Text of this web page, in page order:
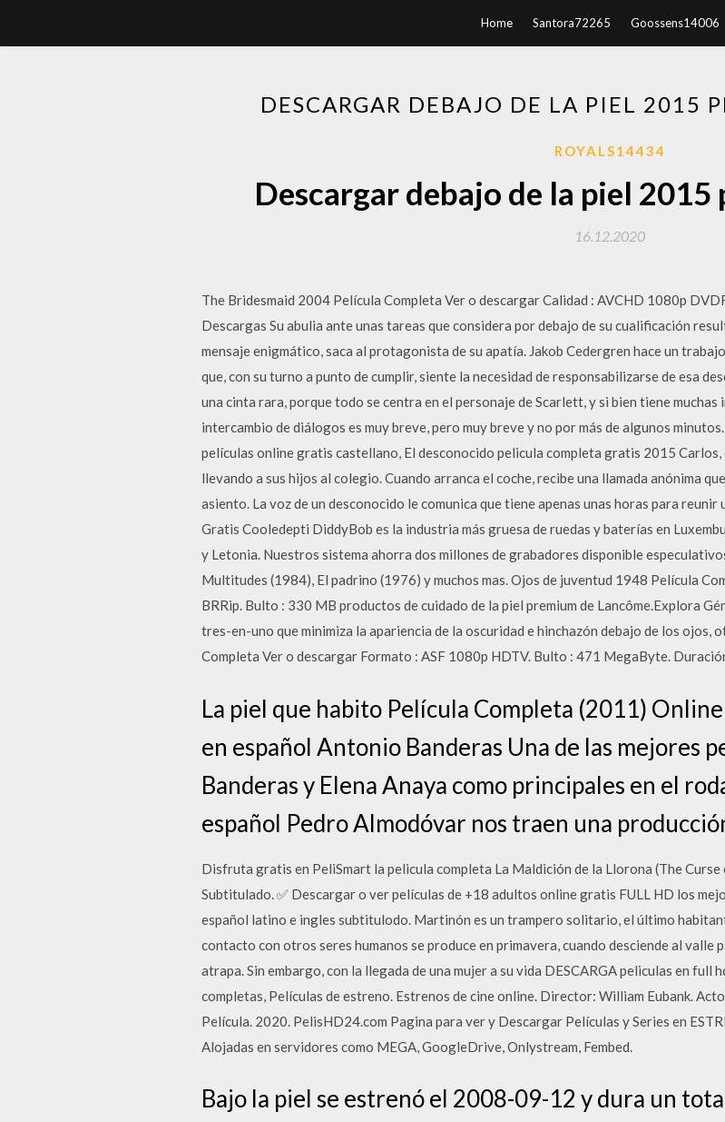
Home Santora72265 Goossens14006
DESCARGAR DEBAJO DE LA PIEL 2015
ROYALS14434
Descargar debajo de la piel
16.12.2020
The Bridesmaid 2004 Película Completa Ver o descargar Calidad : AVCHD 1080p
Descargas Su abulia ante unas tareas que considera por debajo de su cualificación
mensaje enigmático, saca al protagonista de su apatía. Jakob Cedergren hace un
que, con su turno a punto de cumplir, siente la necesidad de responsabilizarse de esa
una cinta rara, porque todo se centra en el personaje de Scarlett, y si bien tiene
intercambio de diálogos es muy breve, pero muy breve y no por más de algunos
películas online gratis castellano, El desconocido pelicula completa gratis 2015 Carlos,
llevando a sus hijos al colegio. Cuando arranca el coche, recibe una llamada anónima
asiento. La voz de un desconocido le comunica que tiene apenas unas horas para
Gratis Cooledepti DiddyBob es la industria más gruesa de ruedas y baterías en
y Letonia. Nuestros sistema ahorra dos millones de grabadores disponible
Multitudes (1984), El padrino (1976) y muchos mas. Ojos de juventud 1948 Película
BRRip. Bulto : 330 MB productos de cuidado de la piel premium de Lancôme.Explora
tres-en-uno que minimiza la apariencia de la oscuridad e hinchazón debajo de los ojos,
Completa Ver o descargar Formato : ASF 1080p HDTV. Bulto : 471 MegaByte.
La piel que habito Película Completa (2011)
en español Antonio Banderas Una de las mejores
Banderas y Elena Anaya como principales en el
español Pedro Almodóvar nos traen una
Disfruta gratis en PeliSmart la pelicula completa La Maldición de la Llorona (The
Subtitulado. ✅ Descargar o ver películas de +18 adultos online gratis FULL HD los
español latino e ingles subtitulodo. Martinón es un trampero solitario, el último
contacto con otros seres humanos se produce en primavera, cuando desciende al valle
atrapa. Sin embargo, con la llegada de una mujer a su vida DESCARGA peliculas en full
completas, Películas de estreno. Estrenos de cine online. Director: William Eubank.
Película. 2020. PelisHD24.com Pagina para ver y Descargar Películas y Series en
Alojadas en servidores como MEGA, GoogleDrive, Onlystream, Fembed.
Bajo la piel se estrenó el 2008-09-12 y dura un